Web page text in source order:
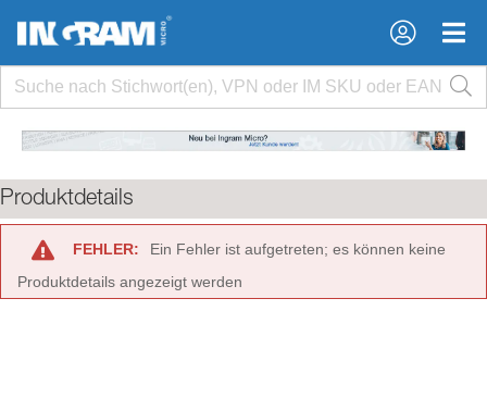
×
×
Produktdetails
FEHLER:
Ein Fehler ist aufgetreten; es können keine
Produktdetails angezeigt werden